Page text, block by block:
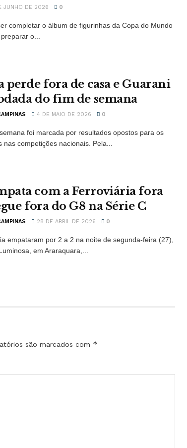
JUNHO DE 2026 0
completar o álbum de figurinhas da Copa do Mundo
o...
perde fora de casa e Guarani
do fim de semana
4 DE MAIO DE 2026 0
foi marcada por resultados opostos para os
nas competições nacionais. Pela...
com a Ferroviária fora
fora do G8 na Série C
28 DE ABRIL DE 2026 0
empataram por 2 a 2 na noite de segunda-feira (27),
em Araraquara,...
são marcados com *